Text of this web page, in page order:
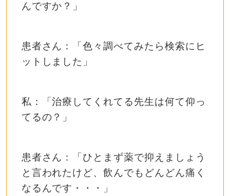
んですか？」
患者さん：「色々調べてみたら検索にヒ
ットしました」
私：「治療してくれてる先生は何て仰っ
てるの？」
患者さん：「ひとまず薬で抑えましょう
と言われたけど、飲んでもどんどん痛く
なるんです・・・」